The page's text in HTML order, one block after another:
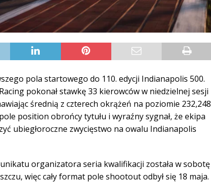
pola startowego do 110. edycji Indianapolis 500.
pokonał stawkę 33 kierowców w niedzielnej sesji
średnią z czterech okrążeń na poziomie 232,248
position obrońcy tytułu i wyraźny sygnał, że ekipa
ubiegłoroczne zwycięstwo na owalu Indianapolis
organizatora seria kwalifikacji została w sobotę
więc cały format pole shootout odbył się 18 maja.